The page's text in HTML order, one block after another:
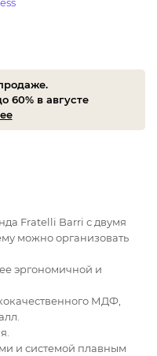
60% в августе
Fratelli Barri с двумя
можно организовать
эргономичной и
МДФ,
и системой плавным